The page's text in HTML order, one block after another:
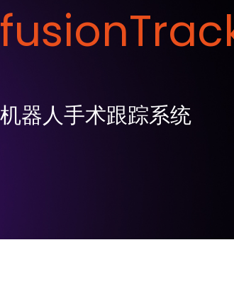
fusionTrack™ 500
fusionTrack™ 250
spryTrack™ 300
spryTrack™ 180
机器人手术跟踪系统